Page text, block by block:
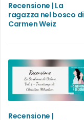
Recensione | La
ragazza nel bosco di
Carmen Weiz
Recensione |